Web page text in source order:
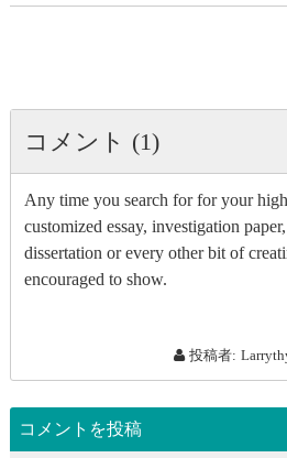
コメント (1)
Any time you search for for your
customized essay, investigation
dissertation or every other bit of
encouraged to show.
投稿者:
コメントを投稿